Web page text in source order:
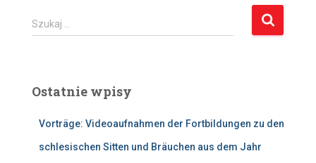
S
z
j
Szukaj …
Ostatnie wpisy
Vorträge: Videoaufnahmen der Fortbildungen zu den
schlesischen Sitten und Bräuchen aus dem Jahr